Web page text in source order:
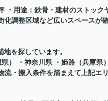
・用途：鉄骨・建材のストック
化調整区域など広いスペース
地を探しています。
） ・神奈川県 ・姫路（兵庫
・搬入条件を踏まえて上記エ